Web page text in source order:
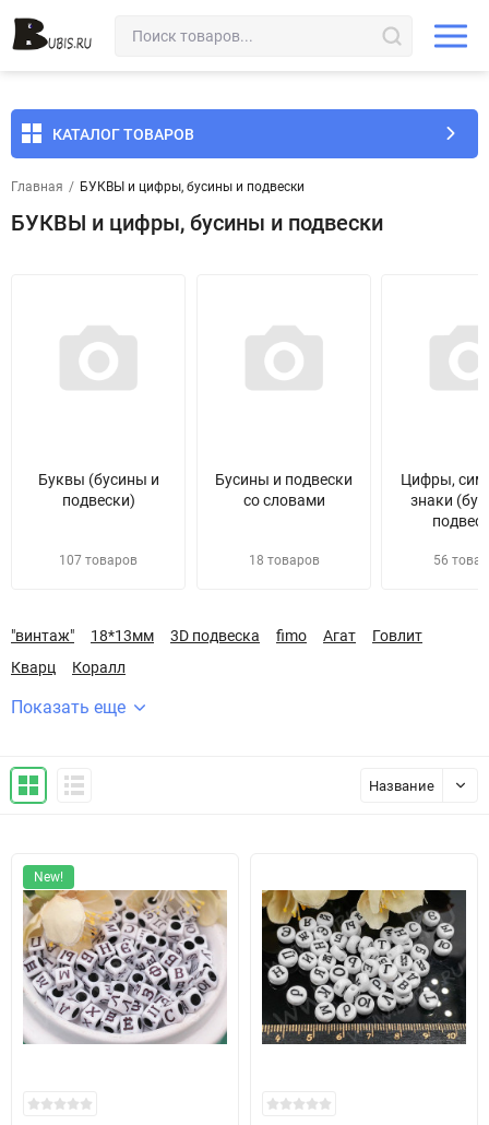
КАТАЛОГ ТОВАРОВ
Главная / БУКВЫ и цифры, бусины и подвески
БУКВЫ и цифры, бусины и подвески
Буквы (бусины и
подвески)
107 товаров
Бусины и подвески
со словами
18 товаров
Цифры,
знаки
56
"винтаж" 18*13мм 3D подвеска fimo Агат
Говлит
Кварц
Коралл
Показать еще
Название
New!